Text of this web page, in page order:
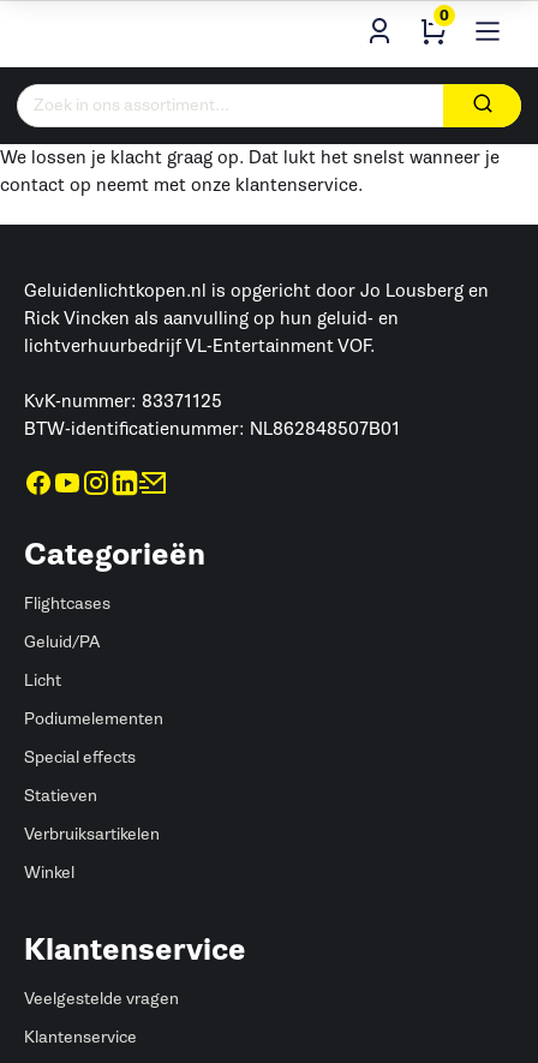
0
Zoeken
naar:
We lossen je klacht graag op. Dat lukt het snelst wanneer je
contact op neemt met onze klantenservice.
Geluidenlichtkopen.nl is opgericht door Jo Lousberg en
Rick Vincken als aanvulling op hun geluid- en
lichtverhuurbedrijf VL-Entertainment VOF.
KvK-nummer: 83371125
BTW-identificatienummer: NL862848507B01
Categorieën
Flightcases
Geluid/PA
Licht
Podiumelementen
Special effects
Statieven
Verbruiksartikelen
Winkel
Klantenservice
Veelgestelde vragen
Klantenservice